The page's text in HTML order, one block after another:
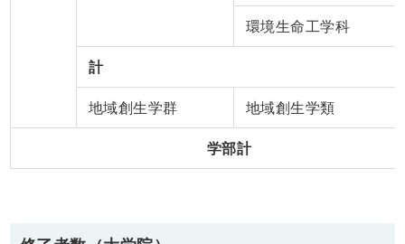
環境生命工学科
計
地域創生学群
地域創生学類
学部計